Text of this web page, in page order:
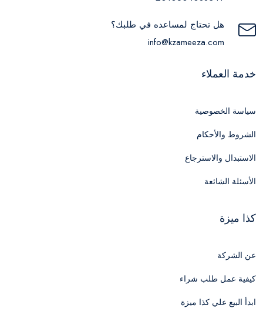
هل تحتاج لمساعده في طلبك؟
info@kzameeza.com
خدمة العملاء
سياسة الخصوصية
الشروط والأحكام
الاستبدال والاسترجاع
الأسئلة الشائعة
كذا ميزة
عن الشركة
كيفية عمل طلب شراء
ابدأ البيع علي كذا ميزة